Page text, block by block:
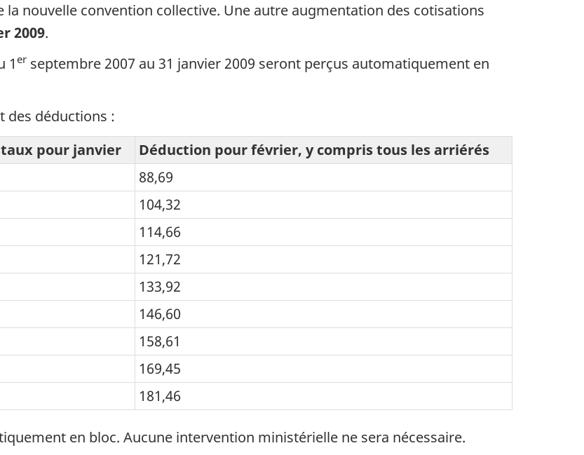
la nouvelle convention collective. Une autre augmentation des cotisations
2009.
1 er septembre 2007 au 31 janvier 2009 seront perçus automatiquement en
des déductions :
pour janvier
Déduction pour février, y compris tous les arriérés
88,69
104,32
114,66
121,72
133,92
146,60
158,61
169,45
181,46
en bloc. Aucune intervention ministérielle ne sera nécessaire.